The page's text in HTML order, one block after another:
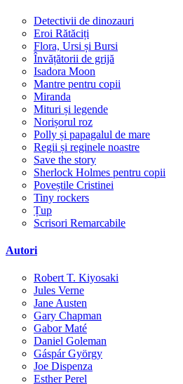
Detectivii de dinozauri
Eroi Rătăciți
Flora, Ursi și Bursi
Învățătorii de grijă
Isadora Moon
Mantre pentru copii
Miranda
Mituri și legende
Norișorul roz
Polly și papagalul de mare
Regii și reginele noastre
Save the story
Sherlock Holmes pentru copii
Poveștile Cristinei
Tiny rockers
Țup
Scrisori Remarcabile
Autori
Robert T. Kiyosaki
Jules Verne
Jane Austen
Gary Chapman
Gabor Maté
Daniel Goleman
Gáspár György
Joe Dispenza
Esther Perel